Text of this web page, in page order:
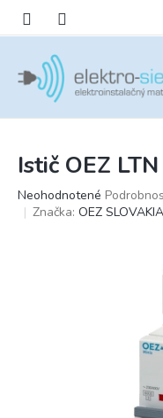
obsah
Istič OEZ
Priemerné
hodnotenie
Neohodnotené
Značka: OEZ